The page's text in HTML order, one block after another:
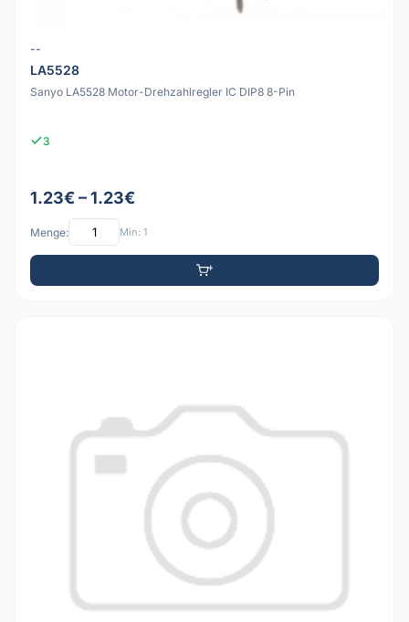
--
LA5528
Sanyo LA5528 Motor-Drehzahlregler IC DIP8 8-Pin
3
1.23€ – 1.23€
Menge: Min: 1